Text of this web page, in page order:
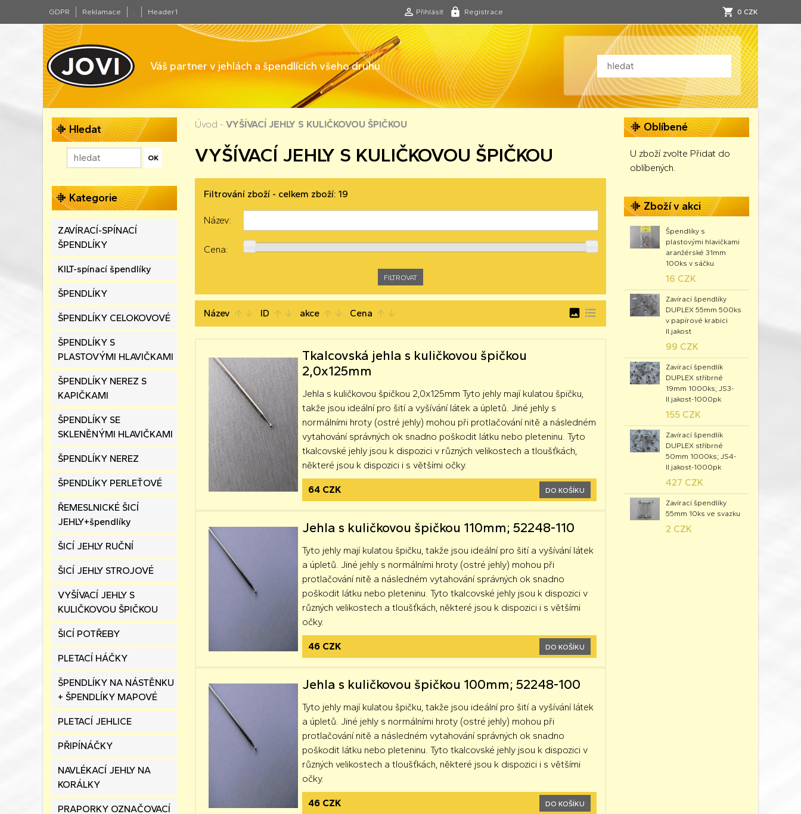
GDPR Reklamace . Header1 Přihlásit Registrace 0 CZK
Váš partner v jehlách a špendlících všeho druhu
Hledat
Kategorie
ZAVÍRACÍ-SPÍNACÍ
ŠPENDLÍKY
KILT-spínací špendlíky
ŠPENDLÍKY
ŠPENDLÍKY CELOKOVOVÉ
ŠPENDLÍKY S
PLASTOVÝMI HLAVIČKAMI
ŠPENDLÍKY NEREZ S
KAPIČKAMI
ŠPENDLÍKY SE
SKLENĚNÝMI HLAVIČKAMI
ŠPENDLÍKY NEREZ
ŠPENDLÍKY PERLEŤOVÉ
ŘEMESLNICKÉ ŠICÍ
JEHLY+špendlíky
ŠICÍ JEHLY RUČNÍ
ŠICÍ JEHLY STROJOVÉ
VYŠÍVACÍ JEHLY S
KULIČKOVOU ŠPIČKOU
ŠICÍ POTŘEBY
PLETACÍ HÁČKY
ŠPENDLÍKY NA NÁSTĚNKU
+ ŠPENDLÍKY MAPOVÉ
PLETACÍ JEHLICE
PŘIPÍNÁČKY
NAVLÉKACÍ JEHLY NA
KORÁLKY
PRAPORKY OZNAČOVACÍ
Úvod - VYŠÍVACÍ JEHLY S KULIČKOVOU ŠPIČKOU
VYŠÍVACÍ JEHLY S KULIČKOVOU ŠPIČKOU
Filtrování zboží - celkem zboží: 19
Název:
Cena:
Název arrow_upward arrow_downward ID arrow_upward arrow_downward akce arrow_upward arrow_downward Cena arrow_upward arrow_downward image format_list_bulleted
Tkalcovská jehla s kuličkovou špičkou
2,0x125mm
Jehla s kuličkovou špičkou 2,0x125mm Tyto jehly mají kulatou špičku,
takže jsou ideální pro šití a vyšívání látek a úpletů. Jiné jehly s
normálními hroty (ostré jehly) mohou při protlačování nitě a následném
vytahování správných ok snadno poškodit látku nebo pleteninu. Tyto
tkalcovské jehly jsou k dispozici v různých velikostech a tloušťkách,
některé jsou k dispozici i s většími očky.
64 CZK DO KOŠÍKU
Jehla s kuličkovou špičkou 110mm; 52248-110
Tyto jehly mají kulatou špičku, takže jsou ideální pro šití a vyšívání látek
a úpletů. Jiné jehly s normálními hroty (ostré jehly) mohou při
protlačování nitě a následném vytahování správných ok snadno
poškodit látku nebo pleteninu. Tyto tkalcovské jehly jsou k dispozici v
různých velikostech a tloušťkách, některé jsou k dispozici i s většími
očky.
46 CZK DO KOŠÍKU
Jehla s kuličkovou špičkou 100mm; 52248-100
Tyto jehly mají kulatou špičku, takže jsou ideální pro šití a vyšívání látek
a úpletů. Jiné jehly s normálními hroty (ostré jehly) mohou při
protlačování nitě a následném vytahování správných ok snadno
poškodit látku nebo pleteninu. Tyto tkalcovské jehly jsou k dispozici v
různých velikostech a tloušťkách, některé jsou k dispozici i s většími
očky.
46 CZK DO KOŠÍKU
Oblíbené
U zboží zvolte Přidat do
oblíbených.
Zboží v akci
Špendlíky s
plastovými hlavičkami
aranžérské 31mm
100ks v sáčku
16 CZK
Zavírací špendlíky
DUPLEX 55mm 500ks
v papírové krabici
II.jakost
99 CZK
Zavírací špendlík
DUPLEX stříbrné
19mm 1000ks; JS3-
II.jakost-1000pk
155 CZK
Zavírací špendlík
DUPLEX stříbrné
50mm 1000ks; JS4-
II.jakost-1000pk
427 CZK
Zavírací špendlíky
55mm 10ks ve svazku
2 CZK